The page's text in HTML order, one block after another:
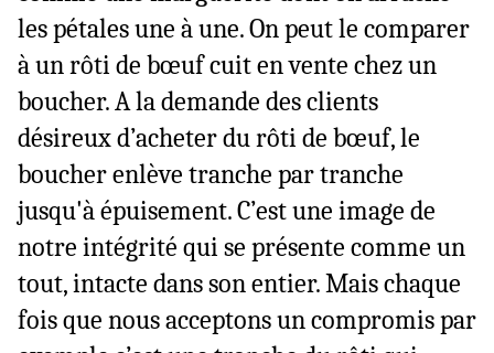
les pétales une à une. On peut le comparer
à un rôti de bœuf cuit en vente chez un
boucher. A la demande des clients
désireux d’acheter du rôti de bœuf, le
boucher enlève tranche par tranche
jusqu'à épuisement. C’est une image de
notre intégrité qui se présente comme un
tout, intacte dans son entier. Mais chaque
fois que nous acceptons un compromis par